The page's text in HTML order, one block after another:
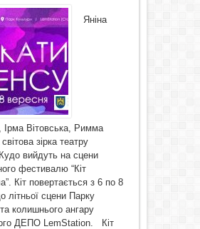
Яніна
Ірма Вітовська, Римма
зірка театру
вийдуть на сцени
фестивалю “Кіт
Кіт повертається з 6 по 8
літньої сцени Парку
колишнього ангару
ДЕПО LemStation. Кіт